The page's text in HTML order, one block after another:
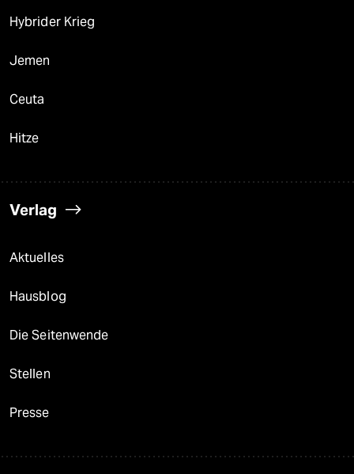
Hybrider Krieg
Jemen
Ceuta
Hitze
Verlag
Aktuelles
Hausblog
Die Seitenwende
Stellen
Presse